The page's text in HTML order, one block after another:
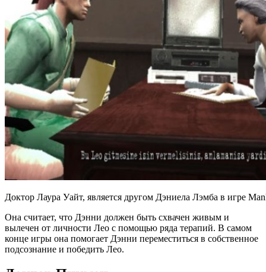
Доктор Лаура Уайт, является другом Дэниела Лэмба в игре
Она считает, что Дэнни должен быть схвачен живым и
вылечен от личности Лео с помощью ряда терапий. В самом
конце игры она помогает Дэнни переместиться в собственное
подсознание и победить Лео.